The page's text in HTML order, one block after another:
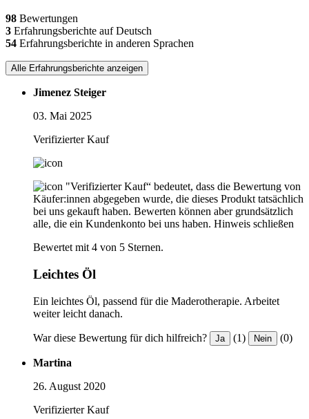
98 Bewertungen
3 Erfahrungsberichte auf Deutsch
54 Erfahrungsberichte in anderen Sprachen
Alle Erfahrungsberichte anzeigen
Jimenez Steiger
03. Mai 2025
Verifizierter Kauf
"Verifizierter Kauf“ bedeutet, dass die Bewertung von
Käufer:innen abgegeben wurde, die dieses Produkt tatsächlich
bei uns gekauft haben. Bewerten können aber grundsätzlich
alle, die ein Kundenkonto bei uns haben. Hinweis schließen
Bewertet mit 4 von 5 Sternen.
Leichtes Öl
Ein leichtes Öl, passend für die Maderotherapie. Arbeitet
weiter leicht danach.
War diese Bewertung für dich hilfreich? Ja (1) Nein (0)
Martina
26. August 2020
Verifizierter Kauf